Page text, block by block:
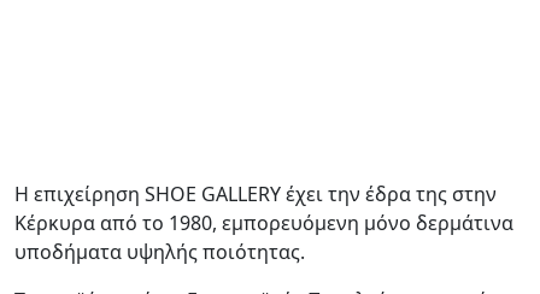
Η επιχείρηση SHOE GALLERY έχει την έδρα της στην
Κέρκυρα από το 1980, εμπορευόμενη μόνο δερμάτινα
υποδήματα υψηλής ποιότητας.